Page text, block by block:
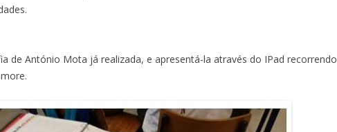
de António Mota já realizada, e apresentá-la através do IPad recorrendo